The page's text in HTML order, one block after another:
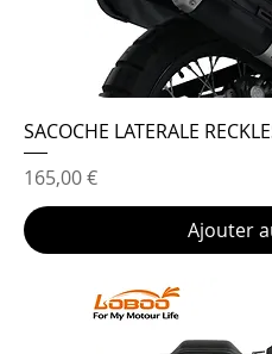
SACOCHE LATERALE
Prix
165,00 €
Ajouter